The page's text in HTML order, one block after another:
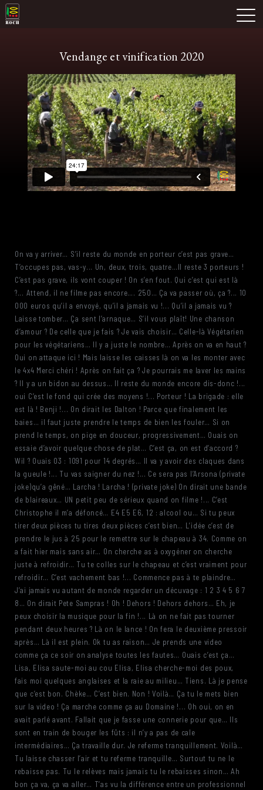
Skip
to
Domaine Prieuré Roch
Vendange et vinification 2020
On va y arriver… S’il reste du monde en porteur c’est pas grave…
T’occupes pas, vas-y... Un, deux, trois, quatre…Il reste 3 porteurs !
C’est pas grave, ils vont couper ! On s’en fout. Qui c’est qui est là
?... Attend, il ne filme pas encore…. 250… Ça va passer où, ça ?... 10
000 euros qu’il a envoyé, qu’il a jamais vu !... Qu’il a jamais vu ?
Laisse tomber… Ça sent l’arnaque… S’il vous plaît! Une chanson
d’amour ? De celle que je fais ? Je vais choisir… Celle-là Végétarien
pour les végétariens… Il y a juste le nombre… Après on va en haut ?
Oui on attaque ici ! Mais laisse les caisses là on va les monter avec
le 4x4 Merci chéri ! Après on fait ça ? Je pourrais me laver les mains
? Il y a un bidon au dessus… Il reste du monde encore dis-donc !...
oui C’est le fond qui crée des moyens !... Porteur ! La brigade : elle
est là ! Benji !... On dirait les Dalton ! Parce que finalement les
baies… il faut juste prendre le temps de bien les fouler… Si on
prend le temps, on pige en douceur, progressivement… Ouais on
essaie d’avoir quelque chose de plat… C’est ça, on est d’accord ?
Wil ? Ouais O3 : 1091 pour 14 degrés… Il va y avoir des claques dans
la gueule !... Tu vas saigner du nez !... Ce sera pas l’Arsona (private
joke)qu’a gêné… Larcha ! Larcha ! (private joke) On dirait une bande
de blaireaux… UN petit peu de sérieux quand on filme !... C’est
Christophe il m’a défoncé… E4 E5 E6, 12 : alcool ou… Si tu peux
tirer deux pièces tu tires deux pièces c’est bien… L’idée c’est de
prendre le jus à 25 pour le remettre sur le chapeau à 34. Comme on
a fait hier mais sans air… On cherche as à oxygéner on cherche
juste à refroidir… Tu te colles sur le chapeau et c’est vraiment pour
refroidir… C’est vachement bas !... Commence pas à te plaindre…
J’ai jamais vu autant de monde regarder un décuvage : 1 2 3 4 5 6 7
8… On dirait Pete Sampras ! Oh ! Dehors ! Dehors dehors… Eh, je
peux choisir la musique pour la fin !... Là on ne fait pas tourner
pendant deux heures ? Là on le lance ! On fera le deuxième pressoir
après… Là il est plein. Ok tu as raison… Je prends une video
comme ça ce soir on analyse toutes les fautes… Ouais c’est ça…
Lisa, Elisa saute-moi au cou Elisa, Elisa cherche-moi des poux,
fais moi quelques anglaises et la raie au milieu… Tiens. Là je pense
que c’est bon. Chèke… C’est bien. Non ! Voilà… Ça tu le mets bien
sur la video ! Ça marche comme ça au Domaine !... Oh oui, on en
avait parlé avant. Fallait que je fasse une connerie pour que… Ils
sont en train de bouger les fûts : il n’y a pas de cale
intermédiaires… Ça travaille dur. Je referme tranquillement. Voilà…
Tu laisse chasser l’air et tu referme tranquille… Surtout tu ne le
rebaisse pas. Tu le relèves mais jamais tu le rebaisses sinon… Ah
bon ça va, ça va aller… T’as vu la différence entre un professionnel